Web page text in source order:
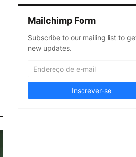
Mailchimp Form
Subscribe to our mailing list to
new updates.